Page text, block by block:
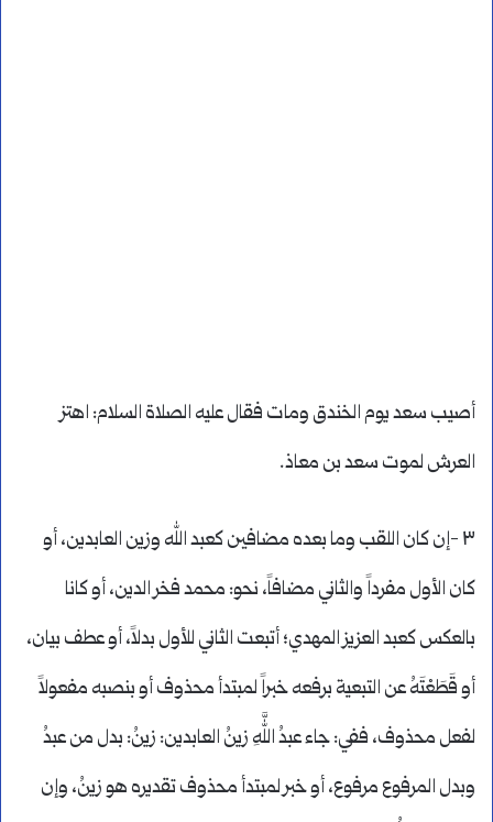
أصيب سعد يوم الخندق ومات فقال عليه الصلاة السلام: اهتز
العرش لموت سعد بن معاذ.
٣ -إن كان اللقب وما بعده مضافين كعبد الله وزين العابدين، أو
كان الأول مفرداً والثاني مضافاً، نحو: محمد فخر الدين، أو كانا
بالعكس كعبد العزيز المهدي؛ أتبعت الثاني للأول بدلاً، أو عطف بيان،
أو قَطَعْتَهُ عن التبعية برفعه خبراً لمبتدأ محذوف أو بنصبه مفعولاً
لفعل محذوف، ففي: جاء عبدُ اللَّهِ زينُ العابدين: زينُ: بدل من عبدُ
وبدل المرفوع مرفوع، أو خبر لمبتدأ محذوف تقديره هو زينُ، وإن